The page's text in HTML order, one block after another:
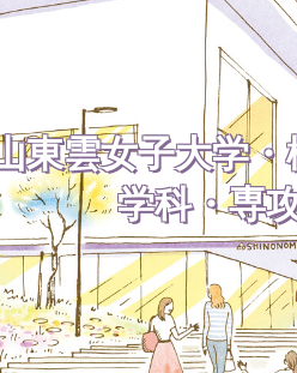
東雲女子大学
学科・専